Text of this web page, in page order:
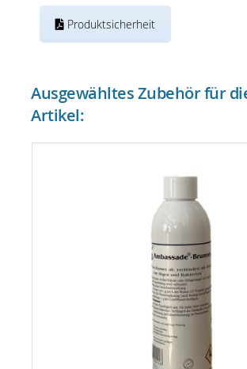
Produktsicherheit
Ausgewähltes Zubehör für
Artikel: